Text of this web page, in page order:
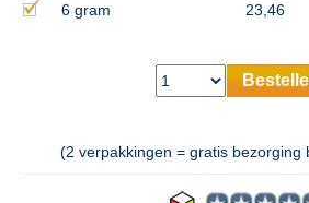
6 gram 23,46
(2 verpakkingen = gratis bezorging